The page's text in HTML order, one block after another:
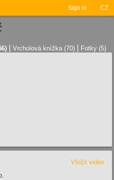
Sign in CZ
Vrcholová knížka (70) Fotky (5)
Vložit video